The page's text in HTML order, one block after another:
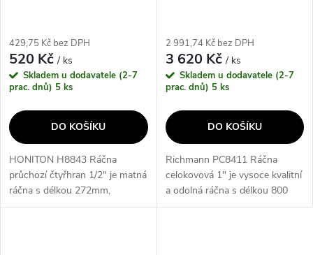
429,75 Kč bez DPH
520 Kč/ ks
Skladem u dodavatele (2-7
prac. dnů) 5 ks
DO KOŠÍKU
HONITON H8843 Ráčna
průchozí čtyřhran 1/2" je matná
ráčna s délkou 272mm,
splňující normu DIN 3122.
2 991,74 Kč bez DPH
3 620 Kč/ ks
Skladem u dodavatele (2-7
prac. dnů) 5 ks
DO KOŠÍKU
Richmann PC8411 Ráčna
celokovová 1" je vysoce kvalitní
a odolná ráčna s délkou 800
mm, která je ideální pro